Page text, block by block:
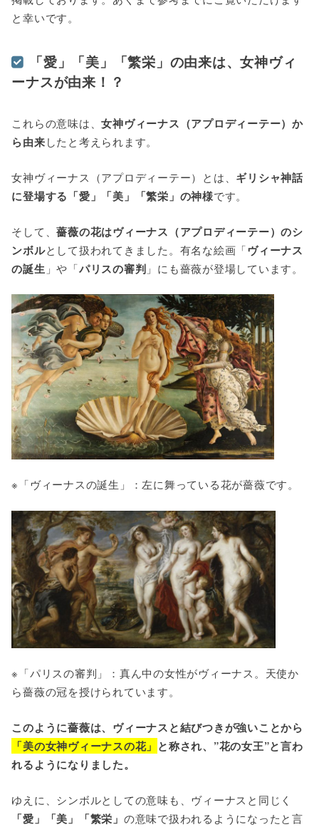
と幸いです。
「愛」「美」「繁栄」の由来は、女神ヴィ
ーナスが由来！？
これらの意味は、女神ヴィーナス（アプロディーテー）か
ら由来したと考えられます。
女神ヴィーナス（アプロディーテー）とは、 ギリシャ神話
に登場する「愛」「美」「繁栄」の神様です。
そして、薔薇の花はヴィーナス（アプロディーテー）のシ
ンボルとして扱われてきました。有名な絵画「ヴィーナス
の誕生 」や「パリスの審判 」にも薔薇が登場しています。
※「ヴィーナスの誕生」：左に舞っている花が薔薇です。
※ 「パリスの審判」：真ん中の女性がヴィーナス。天使か
ら薔薇の冠を授けられています。
このように薔薇は、ヴィーナスと結びつきが強いことから
「美の女神ヴィーナスの花」 と称され、”花の女王”と言わ
れるようになりました。
ゆえに、シンボルとしての意味も、ヴィーナスと同じく
「愛」「美」「繁栄」 の意味で扱われるようになったと言